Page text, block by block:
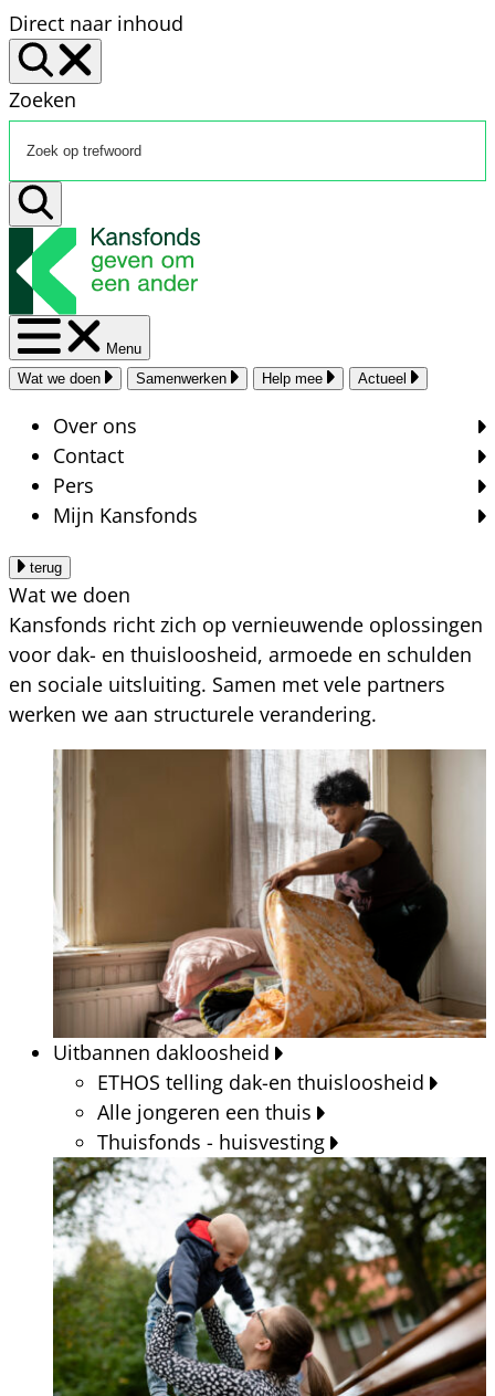
Direct naar inhoud
Zoeken
Menu
Wat we doen
Samenwerken Help mee Actueel
Over ons
Contact
Pers
Mijn Kansfonds
terug
Wat we doen
Kansfonds richt zich op vernieuwende oplossingen
voor dak- en thuisloosheid, armoede en schulden
en sociale uitsluiting. Samen met vele partners
werken we aan structurele verandering.
Uitbannen dakloosheid
ETHOS telling dak-en thuisloosheid
Alle jongeren een thuis
Thuisfonds - huisvesting